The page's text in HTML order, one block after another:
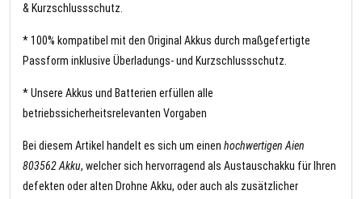
& Kurzschlussschutz.
* 100% kompatibel mit den Original Akkus durch maßgefertigte
Passform inklusive Überladungs- und Kurzschlussschutz.
* Unsere Akkus und Batterien erfüllen alle
betriebssicherheitsrelevanten Vorgaben
Bei diesem Artikel handelt es sich um einen hochwertigen Aien
803562 Akku, welcher sich hervorragend als Austauschakku für Ihren
defekten oder alten Drohne Akku, oder auch als zusätzlicher